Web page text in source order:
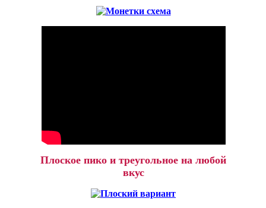
Плоское пико и треугольное на любой
вкус